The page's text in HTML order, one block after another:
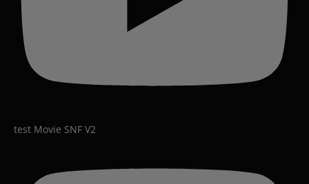
test Movie SNF V2